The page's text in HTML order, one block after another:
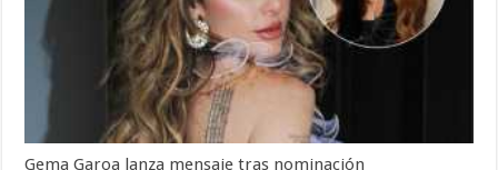
Gema Garoa lanza mensaje tras nominación